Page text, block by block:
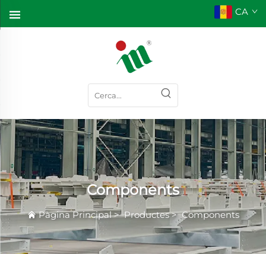
CA
Components
Pàgina Principal>Productes>Components